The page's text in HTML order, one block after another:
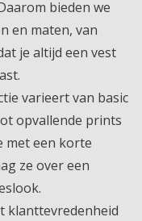
bieden we
en maten, van
je altijd een vest
varieert van basic
opvallende prints
met een korte
ze over een
klanttevredenheid